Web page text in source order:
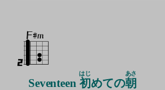
Seventeen 初
はじ
めての朝
あさ